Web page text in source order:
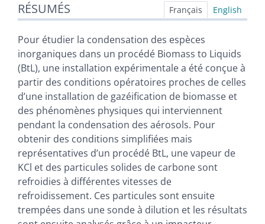
Index
Plan
Texte
Bibliographie
Illustrations
Citer cet article
Auteurs
RÉSUMÉS Français English
Pour étudier la condensation des espèces
inorganiques dans un procédé Biomass to Liquids
(BtL), une installation expérimentale a été conçue à
partir des conditions opératoires proches de celles
d’une installation de gazéification de biomasse et
des phénomènes physiques qui interviennent
pendant la condensation des aérosols. Pour
obtenir des conditions simplifiées mais
représentatives d’un procédé BtL, une vapeur de
KCl et des particules solides de carbone sont
refroidies à différentes vitesses de
refroidissement. Ces particules sont ensuite
trempées dans une sonde à dilution et les résultats